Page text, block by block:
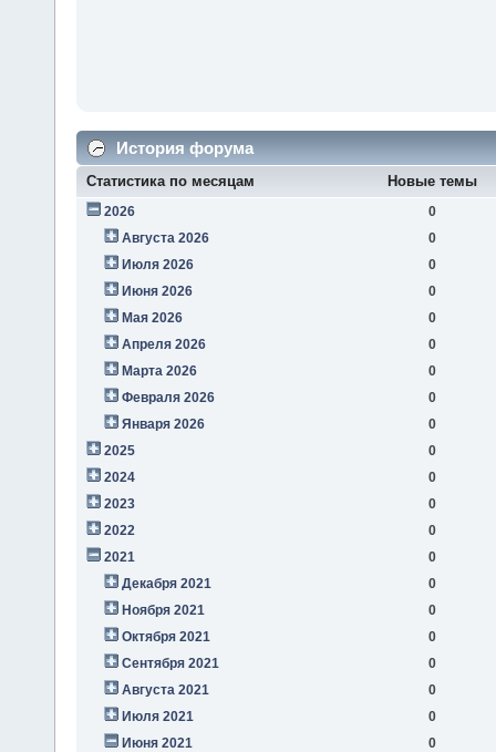
История форума
Статистика по месяцам Новые темы
2026
0
Августа 2026
0
Июля 2026
0
Июня 2026
0
Мая 2026
0
Апреля 2026
0
Марта 2026
0
Февраля 2026
0
Января 2026
0
2025
0
2024
0
2023
0
2022
0
2021
0
Декабря 2021
0
Ноября 2021
0
Октября 2021
0
Сентября 2021
0
Августа 2021
0
Июля 2021
0
Июня 2021
0